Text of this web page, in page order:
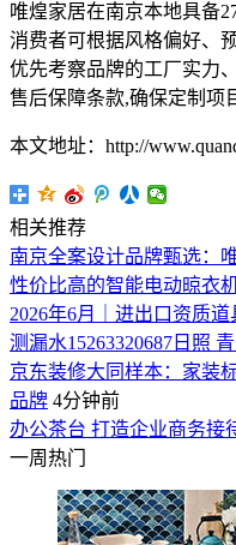
唯煌家居在南京本地具备
消费者可根据风格偏好、
优先考察品牌的工厂实力
售后保障条款,确保定制项
本文地址：http://
相关推荐
南京全案设计品牌甄选：
性价比高的智能电动晾衣
2026年6月｜进出口资质
测漏水15263320687日照
京东装修大同样本：家装
品牌 4分钟前
办公茶台 打造企业商务接
一周热门